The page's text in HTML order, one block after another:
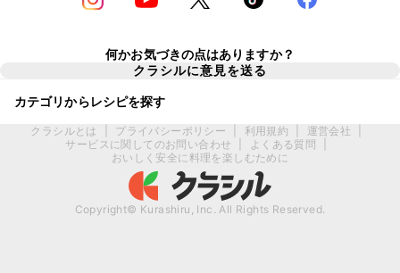
何かお気づきの点はありますか？
クラシルに意見を送る
カテゴリからレシピを探す
クラシルとは プライバシーポリシー 利用規約 運営会社
サービスに関してのお問い合わせ
よくある質問
おいしく安全に料理を楽しむために
Copyright© Kurashiru, Inc. All Rights Reserved.